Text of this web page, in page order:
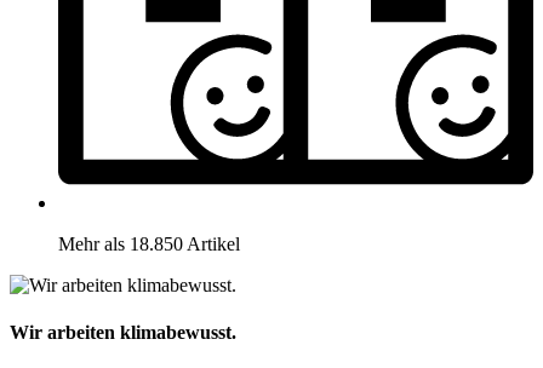
Mehr als 18.850 Artikel
Wir arbeiten klimabewusst.